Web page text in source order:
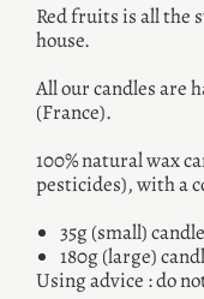
Red fruits is all the
house.
All our candles are
(France).
100% natural wax
pesticides), with a
35g (small)
180g (large)
Using advice : do